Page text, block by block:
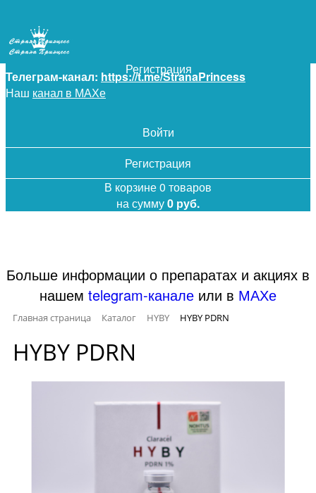
+7 (925) 5-619-619
Телеграм-канал: https://t.me/StranaPrincess
Наш канал в МАХе
Войти
Регистрация
В корзине 0 товаров
на сумму0 руб.
Больше информации о препаратах и акциях в
нашем telegram-канале или в МАХе
Главная страница Каталог HYBY HYBY PDRN
HYBY PDRN
Регистрация